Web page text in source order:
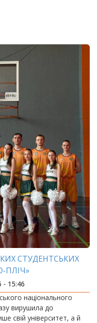
СТУДЕНТСЬКИХ
ПЛІЧ»
- 15:46
національного
вирушила до
свій університет, а й